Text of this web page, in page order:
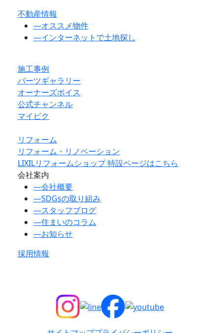
不動産情報
―オススメ物件
―インターネットで土地探し
施工事例
パーツギャラリー
オーナーズボイス
公式チャンネル
マイピク
リフォーム
リフォーム・リノベーション
LIXILリフォームショップ 特設ページはこちら
会社案内
―会社概要
―SDGsの取り組み
―スタッフブログ
―住まいのコラム
―お知らせ
採用情報